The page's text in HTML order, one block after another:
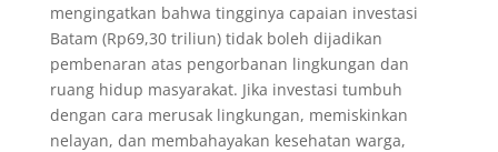
mengingatkan bahwa tingginya capaian investasi
Batam (Rp69,30 triliun) tidak boleh dijadikan
pembenaran atas pengorbanan lingkungan dan
ruang hidup masyarakat. Jika investasi tumbuh
dengan cara merusak lingkungan, memiskinkan
nelayan, dan membahayakan kesehatan warga,